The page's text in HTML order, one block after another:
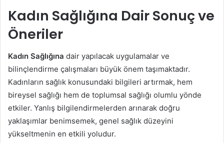
Kadın Sağlığına Dair Sonuç ve
Öneriler
Kadın Sağlığına dair yapılacak uygulamalar ve
bilinçlendirme çalışmaları büyük önem taşımaktadır.
Kadınların sağlık konusundaki bilgileri artırmak, hem
bireysel sağlığı hem de toplumsal sağlığı olumlu yönde
etkiler. Yanlış bilgilendirmelerden arınarak doğru
yaklaşımlar benimsemek, genel sağlık düzeyini
yükseltmenin en etkili yoludur.